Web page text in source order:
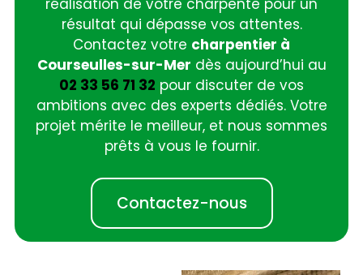
réalisation de votre charpente pour un
résultat qui dépasse vos attentes.
Contactez votre charpentier à
Courseulles-sur-Mer dès aujourd’hui au
02 33 56 71 32 pour discuter de vos
ambitions avec des experts dédiés. Votre
projet mérite le meilleur, et nous sommes
prêts à vous le fournir.
Contactez-nous